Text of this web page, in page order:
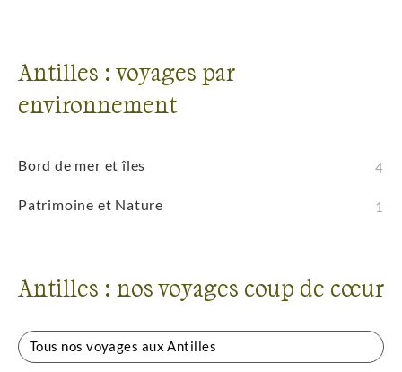
Antilles : voyages par
environnement
Bord de mer et îles 4
Patrimoine et Nature 1
Antilles : nos voyages coup de cœur
Tous nos voyages aux Antilles